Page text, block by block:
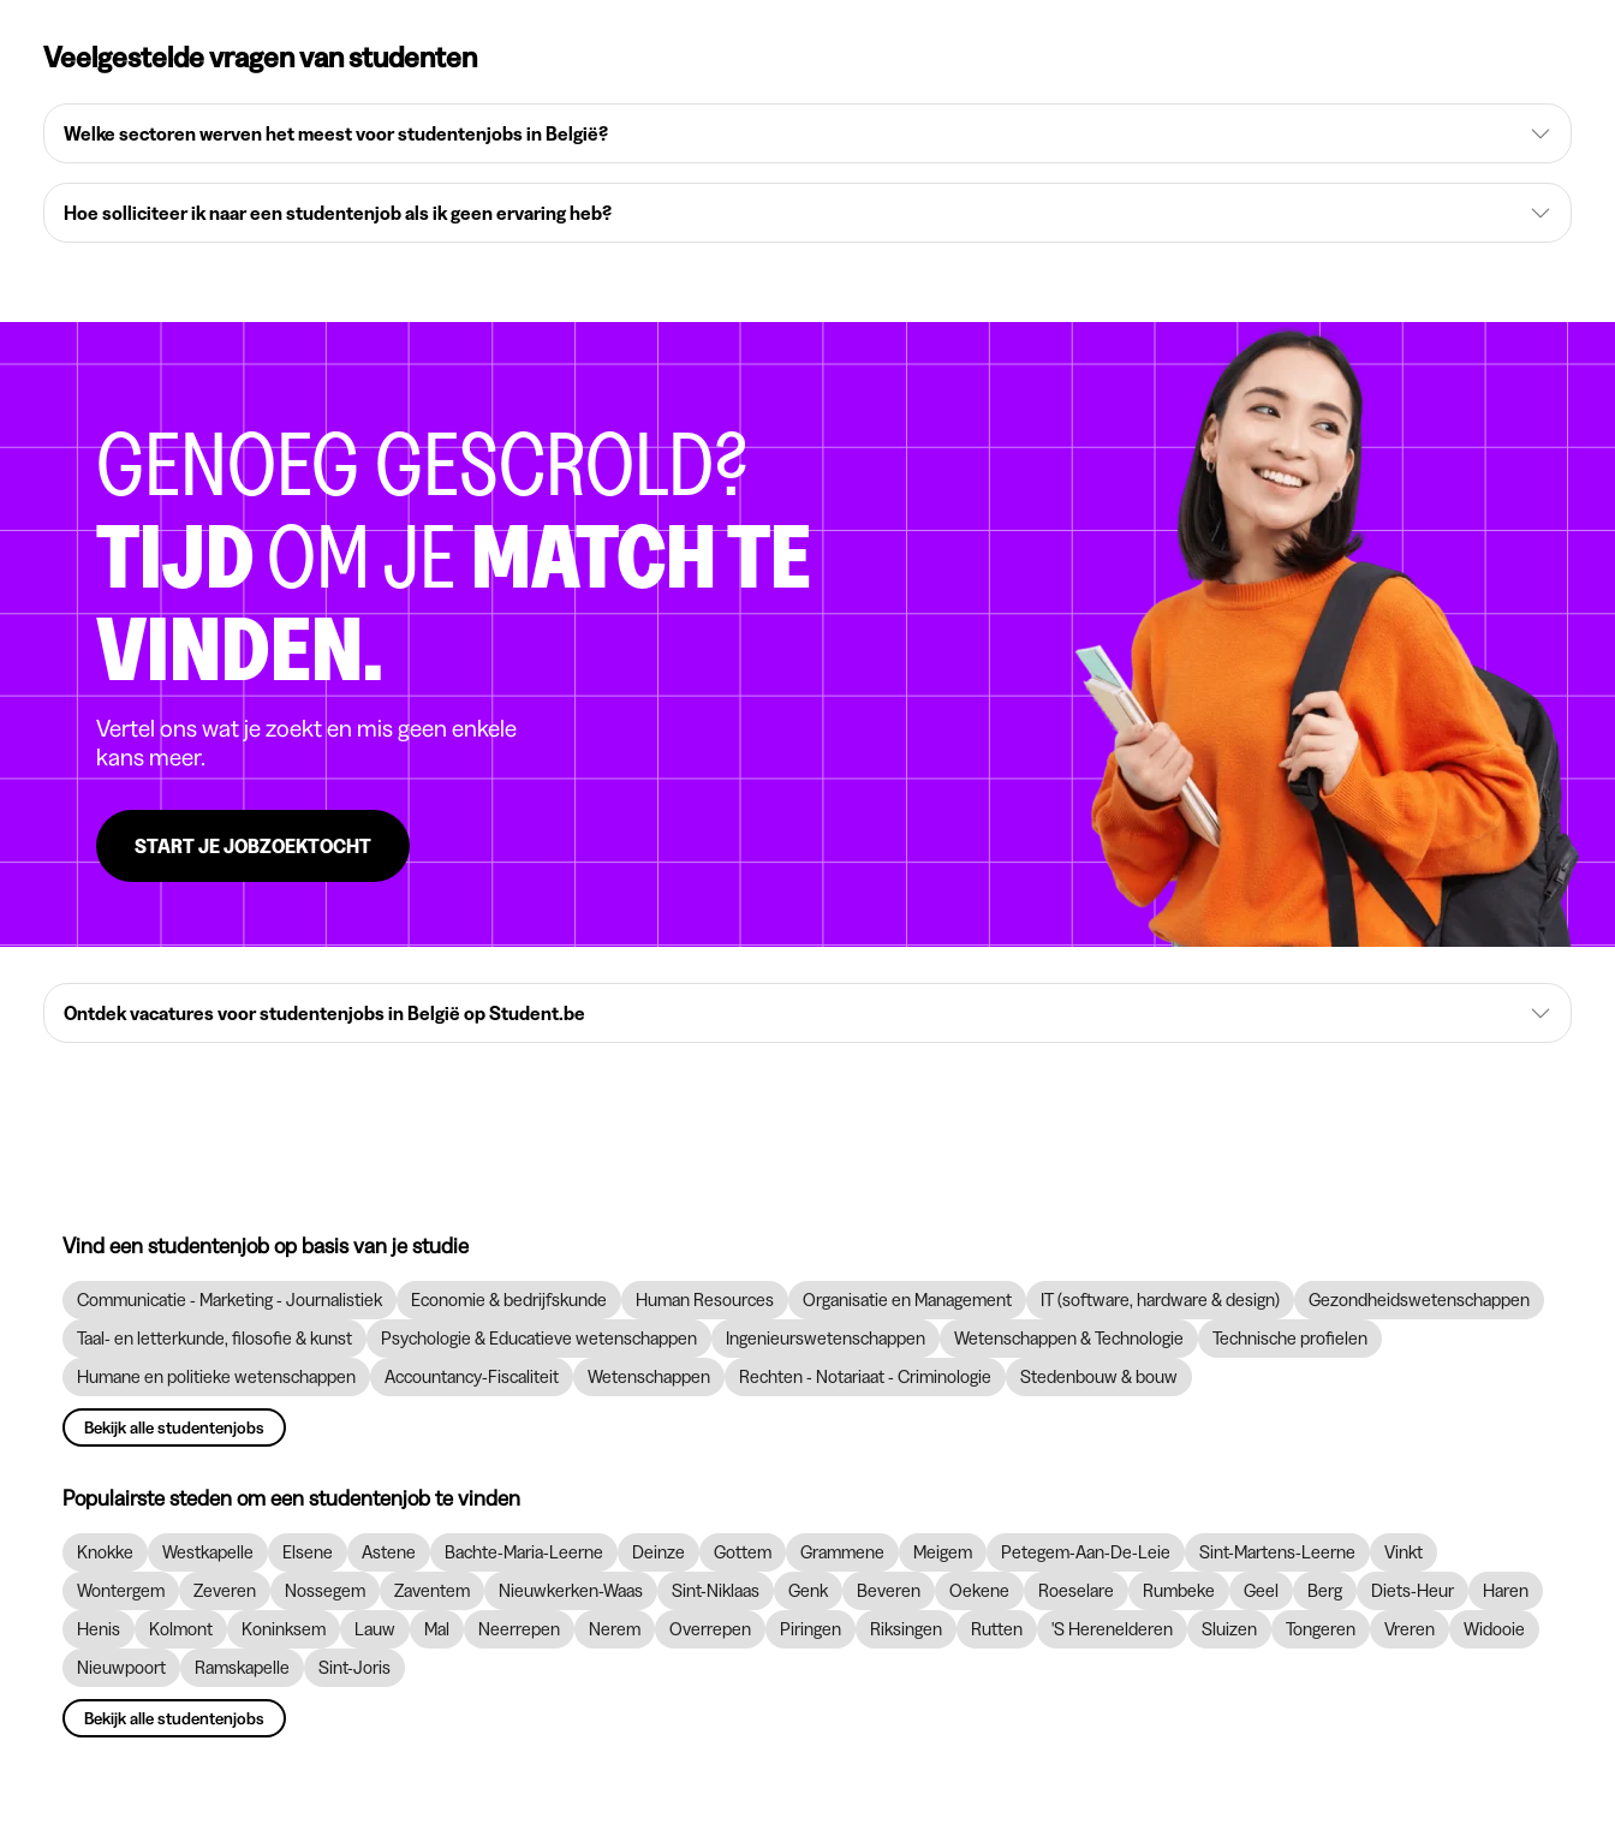
Veelgestelde vragen van studenten
Welke sectoren werven het meest voor studentenjobs in België?
Hoe solliciteer ik naar een studentenjob als ik geen ervaring heb?
GENOEG GESCROLD?
TIJDOM JEMATCH TE
VINDEN.
Vertel ons wat je zoekt en mis geen enkele
kans meer.
START JE JOBZOEKTOCHT
Ontdek vacatures voor studentenjobs in België op Student.be
Vind een studentenjob op basis van je studie
Communicatie - Marketing - Journalistiek Economie & bedrijfskunde Human Resources Organisatie en Management IT (software, hardware & design)
Gezondheidswetenschappen
Taal- en letterkunde, filosofie & kunst
Psychologie & Educatieve wetenschappen Ingenieurswetenschappen Wetenschappen & Technologie
Technische profielen
Humane en politieke wetenschappen
Accountancy-Fiscaliteit Wetenschappen Rechten - Notariaat - Criminologie Stedenbouw & bouw
Bekijk alle studentenjobs
Populairste steden om een studentenjob te vinden
Knokke Westkapelle Elsene Astene Bachte-Maria-Leerne Deinze Gottem Grammene Meigem Petegem-Aan-De-Leie Sint-Martens-Leerne
Vinkt
Wontergem
Zeveren Nossegem Zaventem Nieuwkerken-Waas Sint-Niklaas Genk Beveren Oekene Roeselare Rumbeke Geel Berg Diets-Heur
Haren
Henis
Kolmont Koninksem Lauw Mal Neerrepen Nerem Overrepen Piringen Riksingen Rutten 'S Herenelderen Sluizen Tongeren Vreren
Widooie
Nieuwpoort
Ramskapelle Sint-Joris
Bekijk alle studentenjobs